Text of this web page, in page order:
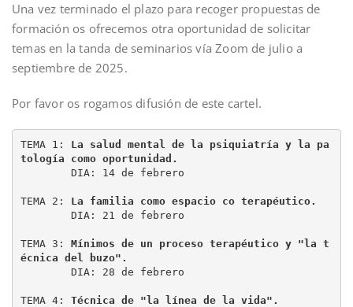
Una vez terminado el plazo para recoger propuestas de
formación os ofrecemos otra oportunidad de solicitar
temas en la tanda de seminarios vía Zoom de julio a
septiembre de 2025.
Por favor os rogamos difusión de este cartel.
TEMA 1: La salud mental de la psiquiatría y la pa
tología como oportunidad.
        DIA: 14 de febrero
TEMA 2: La familia como espacio co terapéutico.
        DIA: 21 de febrero
TEMA 3: Mínimos de un proceso terapéutico y "la t
écnica del buzo".
        DIA: 28 de febrero
TEMA 4: Técnica de "la línea de la vida".